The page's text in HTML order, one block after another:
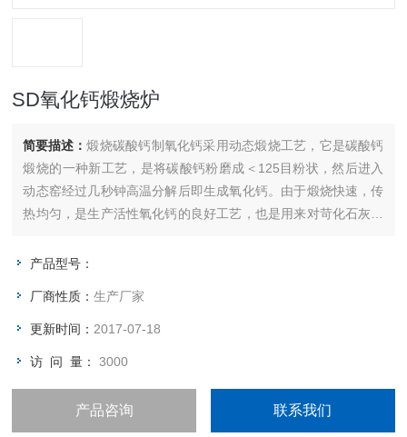
SD氧化钙煅烧炉
简要描述：煅烧碳酸钙制氧化钙采用动态煅烧工艺，它是碳酸钙
煅烧的一种新工艺，是将碳酸钙粉磨成＜125目粉状，然后进入
动态窑经过几秒钟高温分解后即生成氧化钙。由于煅烧快速，传
热均匀，是生产活性氧化钙的良好工艺，也是用来对苛化石灰进
产品型号：
厂商性质：生产厂家
更新时间： 2017-07-18
访 问 量：3000
产品咨询 联系我们